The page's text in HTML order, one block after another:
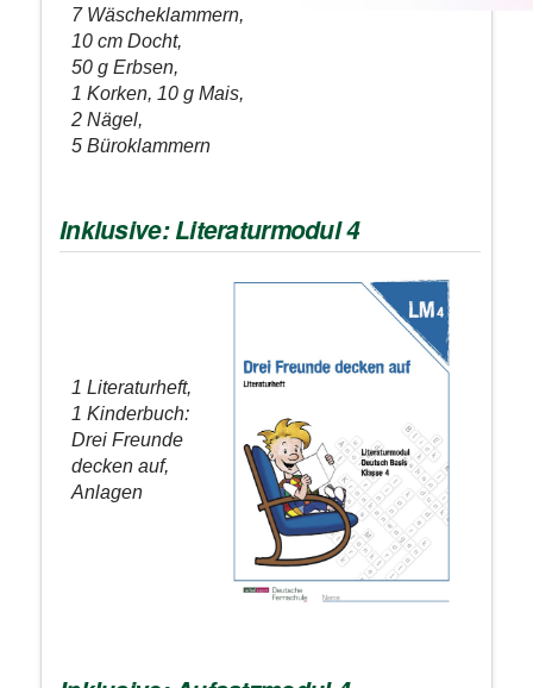
7 Wäscheklammern,
10 cm Docht,
50 g Erbsen,
1 Korken, 10 g Mais,
2 Nägel,
5 Büroklammern
Inklusive: Literaturmodul 4
1 Literaturheft,
1 Kinderbuch:
Drei Freunde
decken auf,
Anlagen